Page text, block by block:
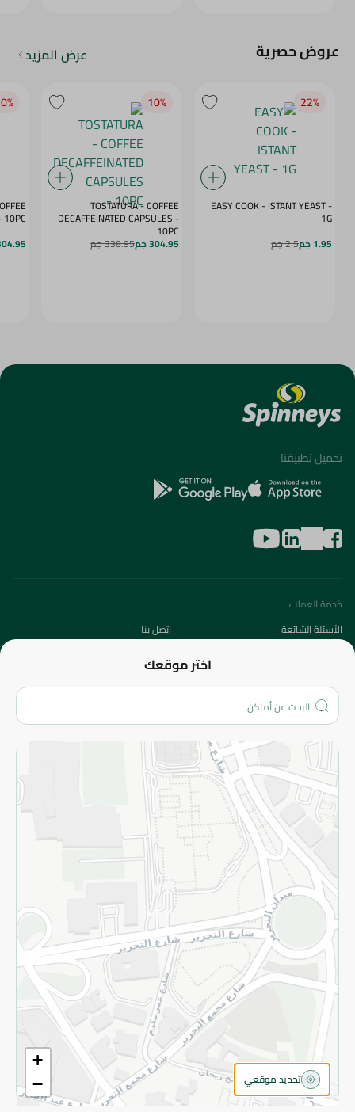
عروض حصرية عرض المزيد
22‎%‎
EASY COOK - ISTANT YEAST -
1G
1.95 جم
2.5 جم
10‎%‎
TOSTATURA - COFFEE
DECAFFEINATED CAPSULES -
10PC
304.95 جم 338.95 جم
VANILLA - 10PC
304.95
اختر موقعك
+
−
تحديد موقعي
تحميل تطبيقنا
خدمة العملاء
الأسئلة الشائعة
اتصل بنا
من نحن؟
الفروع
المزيد
الاسترجاع
سياسة الاستخدام
سياسة الخصوصية
قم بالتسجيل للنشرة
©2026 - Spinneys | جميع الحقوق محفوظة